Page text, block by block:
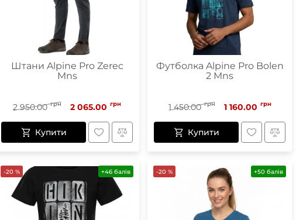
Штани Alpine Pro Zerec
Mns
2 950.00 грн 2 065.00 грн
Купити
Футболка Alpine Pro Bolen
2 Mns
1 450.00 грн 1 160.00 грн
Купити
-20 % +46 балів -20 % +50 балів